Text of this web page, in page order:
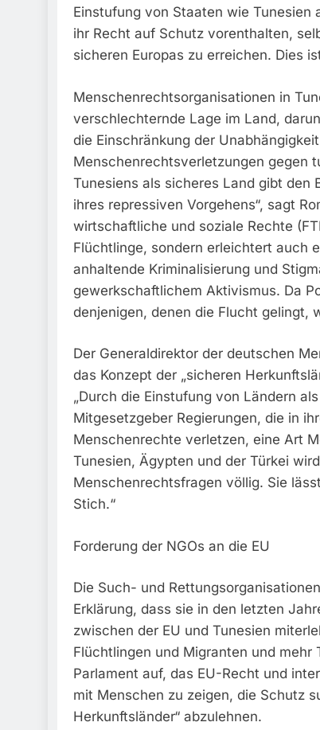
Einstufung von Staaten wie
ihr Recht auf Schutz vorenthalten,
sicheren Europas zu erreichen. Dies
Menschenrechtsorganisationen in
verschlechternde Lage im Land,
die Einschränkung der
Menschenrechtsverletzungen gegen
Tunesiens als sicheres Land gibt den
ihres repressiven Vorgehens“, sagt
wirtschaftliche und soziale Rechte
Flüchtlinge, sondern erleichtert auch
anhaltende Kriminalisierung und
gewerkschaftlichem Aktivismus. Da
denjenigen, denen die Flucht gelingt,
Der Generaldirektor der deutschen
das Konzept der „sicheren
„Durch die Einstufung von Ländern
Mitgesetzgeber Regierungen, die in
Menschenrechte verletzen, eine Art
Tunesien, Ägypten und der Türkei
Menschenrechtsfragen völlig. Sie
Stich.“
Forderung der NGOs an die EU
Die Such- und
Erklärung, dass sie in den letzten
zwischen der EU und Tunesien
Flüchtlingen und Migranten und mehr
Parlament auf, das EU-Recht und
mit Menschen zu zeigen, die Schutz
Herkunftsländer“ abzulehnen.